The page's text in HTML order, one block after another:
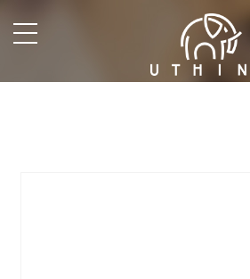
undefined